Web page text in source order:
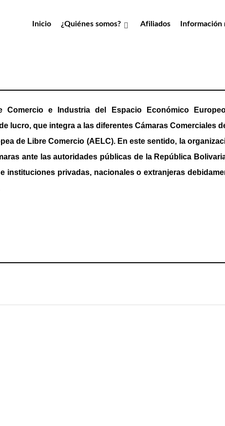
Inicio ¿Quiénes somos? Afiliados Información
Comercio e Industria del Espacio Económico
lucro, que integra a las diferentes Cámaras Comerciales
de Libre Comercio (AELC). En este sentido, la
ante las autoridades públicas de la República
instituciones privadas, nacionales o extranjeras